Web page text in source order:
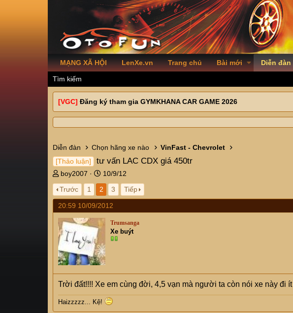
MẠNG XÃ HỘI LenXe.vn Trang chủ Bài mới Diễn đàn
Tìm kiếm
[VGC] Đăng ký tham gia GYMKHANA CAR GAME 2026
Diễn đàn Chọn hãng xe nào VinFast - Chevrolet
[Thảo luận] tư vấn LAC CDX giá 450tr
T
h
r
e
a
d
s
t
r
t
e
r
boy2007
N
g
à
y
g
ử
10/9/12
Trước
1 2 3 Tiếp
20:59 10/09/2012
Trumsanga
Xe buýt
Trời đất!!!! Xe em cùng đời, 4,5 vạn mà người ta còn nói xe này đi ít
Haizzzzz... Kệ!